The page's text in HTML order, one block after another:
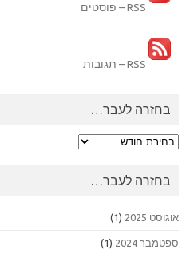
RSS – פוסטים
RSS – תגובות
בחזרה לעבר…
בחזרה
בחזרה לעבר…
אוגוסט 2025 (1)
ספטמבר 2024 (1)